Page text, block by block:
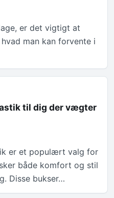
er det vigtigt at
man kan forvente i
til dig der vægter
er et populært valg for
både komfort og stil
Disse bukser…